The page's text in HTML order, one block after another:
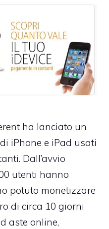
ha lanciato un
iPhone e iPad usati
Dall’avvio
utenti hanno
potuto monetizzare
di circa 10 giorni
aste online,